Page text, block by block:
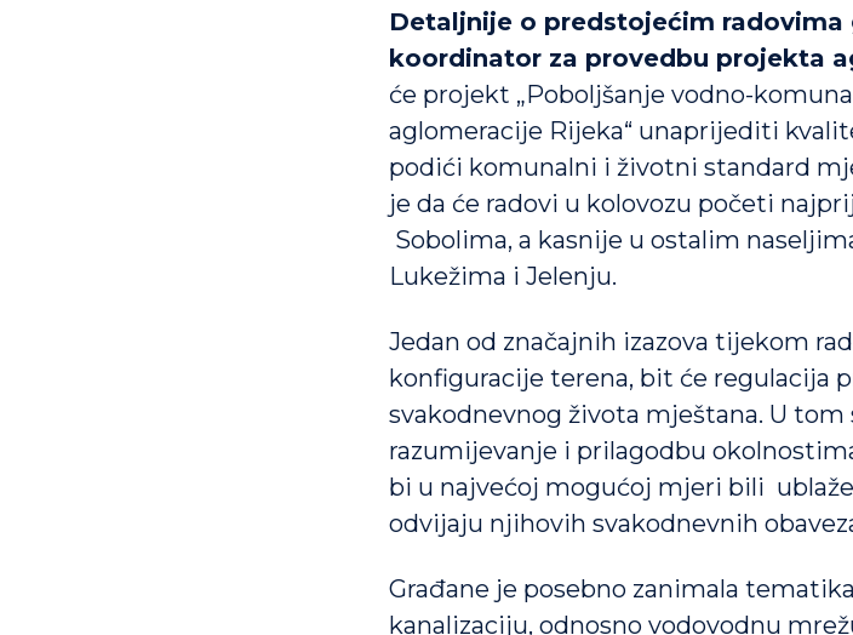
Detaljnije o predstojećim
koordinator za provedbu projekta
će projekt „Poboljšanje vodno-
aglomeracije Rijeka“ unaprijediti
podići komunalni i životni standard
je da će radovi u kolovozu početi
Sobolima, a kasnije u ostalim
Lukežima i Jelenju.
Jedan od značajnih izazova tijekom
konfiguracije terena, bit će regulacija
svakodnevnog života mještana. U
razumijevanje i prilagodbu
bi u najvećoj mogućoj mjeri bili
odvijaju njihovih svakodnevnih
Građane je posebno zanimala
kanalizaciju, odnosno vodovodnu